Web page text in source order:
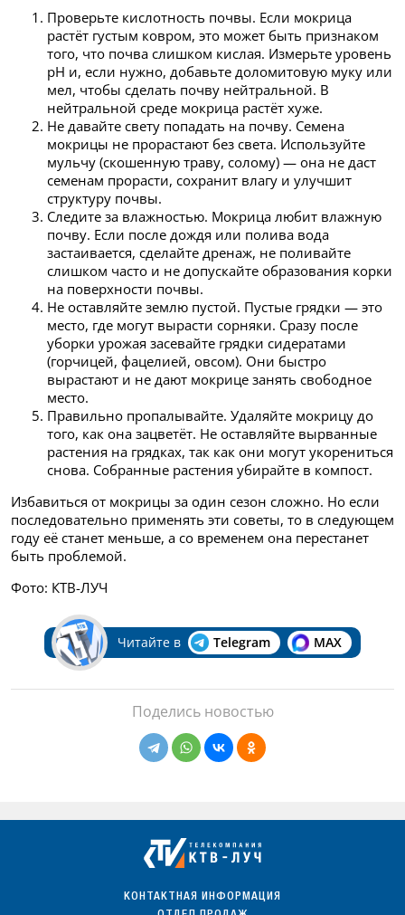
Проверьте кислотность почвы. Если мокрица
растёт густым ковром, это может быть признаком
того, что почва слишком кислая. Измерьте уровень
pH и, если нужно, добавьте доломитовую муку или
мел, чтобы сделать почву нейтральной. В
нейтральной среде мокрица растёт хуже.
Не давайте свету попадать на почву. Семена
мокрицы не прорастают без света. Используйте
мульчу (скошенную траву, солому) — она не даст
семенам прорасти, сохранит влагу и улучшит
структуру почвы.
Следите за влажностью. Мокрица любит влажную
почву. Если после дождя или полива вода
застаивается, сделайте дренаж, не поливайте
слишком часто и не допускайте образования корки
на поверхности почвы.
Не оставляйте землю пустой. Пустые грядки — это
место, где могут вырасти сорняки. Сразу после
уборки урожая засевайте грядки сидератами
(горчицей, фацелией, овсом). Они быстро
вырастают и не дают мокрице занять свободное
место.
Правильно пропалывайте. Удаляйте мокрицу до
того, как она зацветёт. Не оставляйте вырванные
растения на грядках, так как они могут укорениться
снова. Собранные растения убирайте в компост.
Избавиться от мокрицы за один сезон сложно. Но если
последовательно применять эти советы, то в следующем
году её станет меньше, а со временем она перестанет
быть проблемой.
Фото: КТВ-ЛУЧ
Читайте в Telegram MAX
Поделись новостью
КОНТАКТНАЯ ИНФОРМАЦИЯ